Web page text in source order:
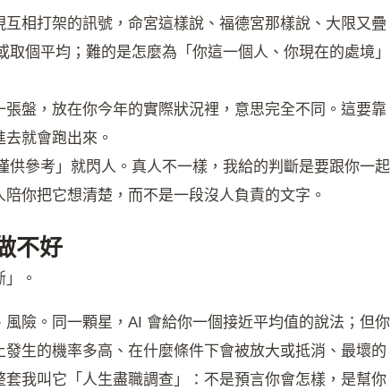
互相打架的訊號，命宮這樣說、福德宮那樣說、大限又疊
個平均；難的是怎麼為「你這一個人、你現在的處境」
張盤，放在你今年的實際狀況裡，意思完全不同。這要靠
就會跑出來。
供參考」就閃人。真人不一樣，我給的判斷是要跟你一起
你把它想清楚，而不是一段沒人負責的文字。
不好
。
險。同一顆星，AI 會給你一個接近平均值的說法；但你
生的機率多高、在什麼條件下會被放大或抵消、最壞的
我叫它「人生盡職調查」：不是預言你會怎樣，是幫你